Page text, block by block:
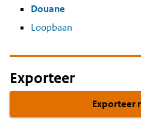
Douane
Loopbaan
Exporteer
Exporteer